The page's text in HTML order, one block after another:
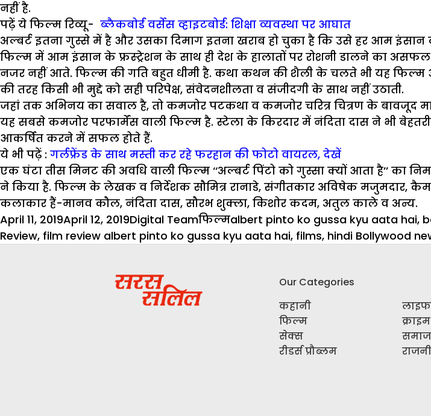
नहीं है.
पढ़ें ये फिल्म रिव्यू- ब्लैकबोर्ड वर्सेस व्हाइटबोर्ड: शिक्षा व्यवस्था पर आघात
अल्बर्ट इतना गुस्से में है और उसका दिमाग इतना खराब हो चुका है कि उसे हर आम
फिल्म में आम इंसान के फ्रस्ट्रेशन के साथ ही देश के हालातों पर रोशनी डालने का असफल
नजर नहीं आते. फिल्म की गति बहुत धीमी है. कथा कथन की शैली के चलते भी यह
की तरह किसी भी मुद्दे को सही परिपेक्ष, संवेदनशीलता व संजीदगी के साथ नहीं उठाती.
जहां तक अभिनय का सवाल है, तो कमजोर पटकथा व कमजोर चरित्र चित्रण के
यह सबसे कमजोर परफार्मेंस वाली फिल्म है. स्टेला के किरदार में नंदिता दास ने भी
आकर्षित करने में सफल होते हैं.
ये भी पढ़ें : गर्लफ्रेंड के साथ मस्ती कर रहे फरहान की फोटो वायरल, देखें
एक घंटा तीस मिनट की अवधि वाली फिल्म ‘‘अल्बर्ट पिंटो को गुस्सा क्यों आता है’’ का
ने किया है. फिल्म के लेखक व निर्देशक सौमित्र रानाडे, संगीतकार अविषेक मजुमदार,
कलाकार हैं-मानव कौल, नंदिता दास, सौरभ शुक्ला, किशोर कदम, अतुल काले व अन्य.
Posted
on
April 11, 2019April 12, 2019Author
Digital TeamCategories
फिल्मTags
albert pinto ko gussa kyu aata hai,
Review, film review albert pinto ko gussa kyu aata hai, films, hindi Bollywood
Our Categories
कहानी
फिल्म
सेक्स
रीडर्स प्रौब्लम
क्राइम
समाज